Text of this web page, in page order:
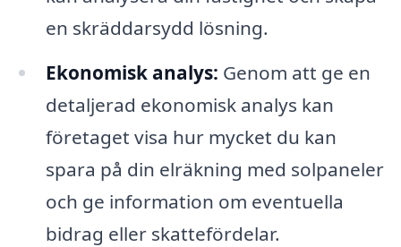
en skräddarsydd lösning.
Ekonomisk analys: Genom att ge en
detaljerad ekonomisk analys kan
företaget visa hur mycket du kan
spara på din elräkning med solpaneler
och ge information om eventuella
bidrag eller skattefördelar.